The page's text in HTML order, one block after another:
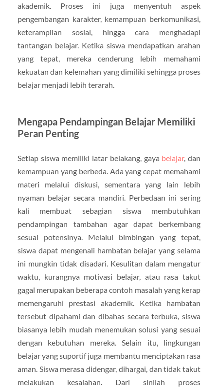
akademik. Proses ini juga menyentuh aspek
pengembangan karakter, kemampuan berkomunikasi,
keterampilan sosial, hingga cara menghadapi
tantangan belajar. Ketika siswa mendapatkan arahan
yang tepat, mereka cenderung lebih memahami
kekuatan dan kelemahan yang dimiliki sehingga proses
belajar menjadi lebih terarah.
Mengapa Pendampingan Belajar Memiliki
Peran Penting
Setiap siswa memiliki latar belakang, gaya belajar, dan
kemampuan yang berbeda. Ada yang cepat memahami
materi melalui diskusi, sementara yang lain lebih
nyaman belajar secara mandiri. Perbedaan ini sering
kali membuat sebagian siswa membutuhkan
pendampingan tambahan agar dapat berkembang
sesuai potensinya. Melalui bimbingan yang tepat,
siswa dapat mengenali hambatan belajar yang selama
ini mungkin tidak disadari. Kesulitan dalam mengatur
waktu, kurangnya motivasi belajar, atau rasa takut
gagal merupakan beberapa contoh masalah yang kerap
memengaruhi prestasi akademik. Ketika hambatan
tersebut dipahami dan dibahas secara terbuka, siswa
biasanya lebih mudah menemukan solusi yang sesuai
dengan kebutuhan mereka. Selain itu, lingkungan
belajar yang suportif juga membantu menciptakan rasa
aman. Siswa merasa didengar, dihargai, dan tidak takut
melakukan kesalahan. Dari sinilah proses